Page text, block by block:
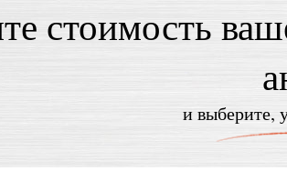
стоимость
и выберите,